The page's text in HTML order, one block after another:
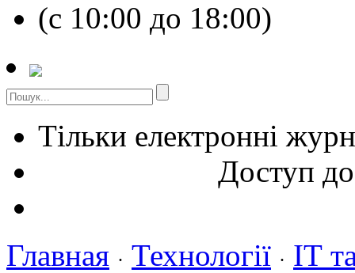
(с 10:00 до 18:00)
Тільки електронні
Доступ
Главная · Технології · ІТ